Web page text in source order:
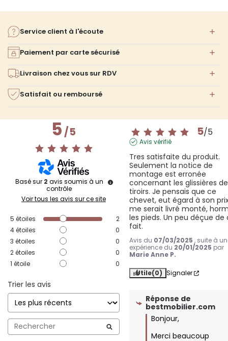
Service client à l'écoute
Paiement par carte sécurisé
Livraison chez vous sur RDV
Satisfait ou remboursé
5/5
Basé sur 2 avis soumis à un
contrôle
Voir tous les avis sur ce site
5 étoiles
2
4étoiles
0
3 étoiles
0
2étoiles
0
1 étoile 0
Trier les avis
5/5
Avis vérifié
Tres satisfaite du produit.
Seulement la notice de
montage est erronée
concernant les glissières
tiroirs. Je pensais que ce
chevet, eut égard à son
me serait livré monté,
les pieds. Un peu déçue de
fait.
Avis du 07/03/2025 , suite à
expérience du 20/01/2025 par
Marie Anne P.
Utile(0) Signaler
Réponse de
bestmobilier.com
Bonjour,
Merci beaucoup